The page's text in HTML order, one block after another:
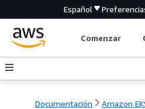
Español
Comenzar
Documentación Amazon